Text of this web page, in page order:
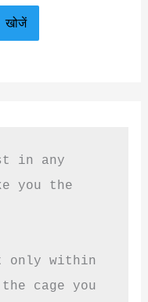
खोजें
in any
you the
only within
cage you